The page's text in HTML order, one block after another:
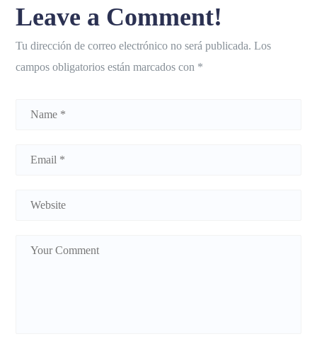
Leave a Comment!
Tu dirección de correo electrónico no será publicada. Los
campos obligatorios están marcados con *